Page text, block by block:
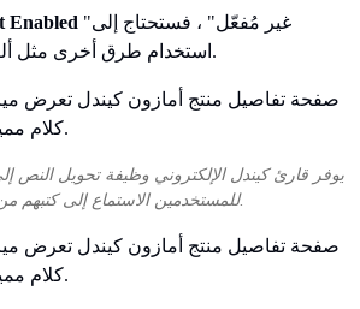
Enabled "غير مُفعّل" ، فستحتاج إلى
استخدام طرق أخرى مثل أليكسا أو سبيكتور.
يوفر قارئ كيندل الإلكتروني وظيفة تحويل النص
للمستخدمين الاستماع إلى كتبهم من خلال التشغيل الصوتي.